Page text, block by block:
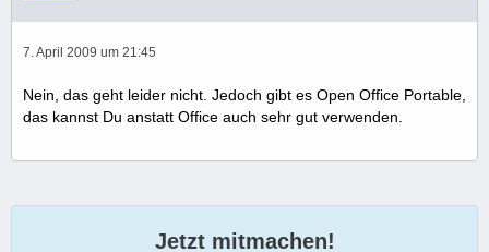
7. April 2009 um 21:45
Nein, das geht leider nicht. Jedoch gibt es Open Office Portable,
das kannst Du anstatt Office auch sehr gut verwenden.
Jetzt mitmachen!